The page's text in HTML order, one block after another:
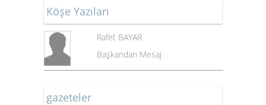
Köşe Yazıları
Rafet BAYAR
Başkandan Mesaj
gazeteler